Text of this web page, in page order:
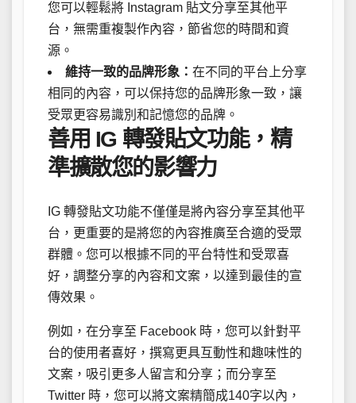
您可以輕鬆將 Instagram 貼文分享至其他平
台，無需重複製作內容，節省您的時間和資
源。
維持一致的品牌形象： 在不同的平台上分享
相同的內容，可以保持您的品牌形象一致，讓
受眾更容易識別和記憶您的品牌。
善用 IG 轉發貼文功能，精
準擴散您的影響力
IG 轉發貼文功能不僅僅是將內容分享至其他平
台，更重要的是將您的內容推廣至合適的受眾
群體。您可以根據不同的平台特性和受眾喜
好，調整分享的內容和文案，以達到最佳的宣
傳效果。
例如，在分享至 Facebook 時，您可以針對平
台的使用者喜好，撰寫更具互動性和趣味性的
文案，吸引更多人留言和分享；而分享至
Twitter 時，您可以將文案精簡成140字以內，